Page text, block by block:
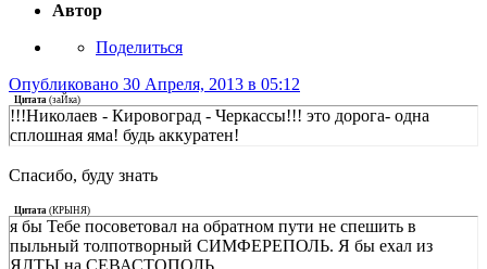
Автор
Поделиться
Опубликовано 30 Апреля, 2013 в 05:12
Цитата (заЙка)
!!!Николаев - Кировоград - Черкассы!!! это дорога- одна
сплошная яма! будь аккуратен!
Спасибо, буду знать
Цитата (КРЫНЯ)
я бы Тебе посоветовал на обратном пути не спешить в
пыльный толпотворный СИМФЕРЕПОЛЬ. Я бы ехал из
ЯЛТЫ на СЕВАСТОПОЛЬ